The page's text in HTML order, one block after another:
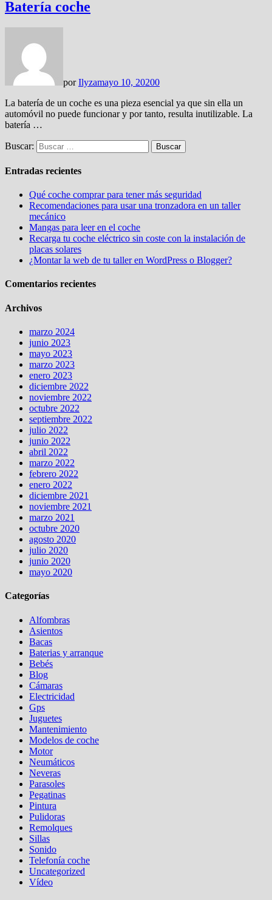
Batería coche
porIlyzamayo 10, 20200
La batería de un coche es una pieza esencial ya que sin ella un
automóvil no puede funcionar y por tanto, resulta inutilizable. La
batería …
Buscar:
Entradas recientes
Qué coche comprar para tener más seguridad
Recomendaciones para usar una tronzadora en un taller
mecánico
Mangas para leer en el coche
Recarga tu coche eléctrico sin coste con la instalación de
placas solares
¿Montar la web de tu taller en WordPress o Blogger?
Comentarios recientes
Archivos
marzo 2024
junio 2023
mayo 2023
marzo 2023
enero 2023
diciembre 2022
noviembre 2022
octubre 2022
septiembre 2022
julio 2022
junio 2022
abril 2022
marzo 2022
febrero 2022
enero 2022
diciembre 2021
noviembre 2021
marzo 2021
octubre 2020
agosto 2020
julio 2020
junio 2020
mayo 2020
Categorías
Alfombras
Asientos
Bacas
Baterias y arranque
Bebés
Blog
Cámaras
Electricidad
Gps
Juguetes
Mantenimiento
Modelos de coche
Motor
Neumáticos
Neveras
Parasoles
Pegatinas
Pintura
Pulidoras
Remolques
Sillas
Sonido
Telefonía coche
Uncategorized
Vídeo